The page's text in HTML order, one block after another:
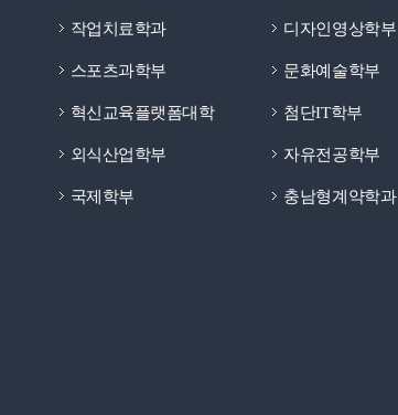
작업치료학과 디자인영상학부
스포츠과학부 문화예술학부
혁신교육플랫폼대학 첨단IT학부
외식산업학부 자유전공학부
국제학부 충남형계약학과